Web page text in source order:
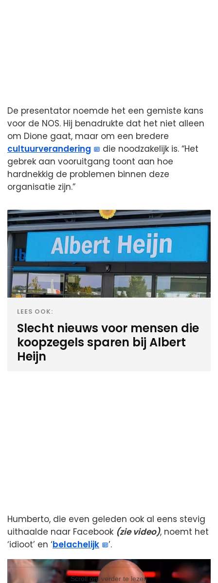
De presentator noemde het een gemiste kans
voor de NOS. Hij benadrukte dat het niet alleen
om Dione gaat, maar om een bredere
cultuurverandering
die noodzakelijk is. “Het
gebrek aan vooruitgang toont aan hoe
hardnekkig de problemen binnen deze
organisatie zijn.”
LEES OOK:
Slecht nieuws voor mensen die
koopzegels sparen bij Albert
Heijn
Humberto, die even geleden ook al eens stevig
uithaalde naar Facebook (zie video), noemt het
‘idioot’ en ‘belachelijk ’.
Videospeler
Videospeler
Scroll om verder te lezen